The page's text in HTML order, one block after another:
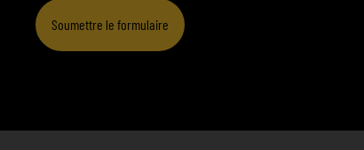
Soumettre le formulaire